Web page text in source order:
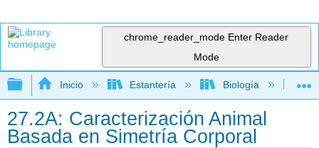
chrome_reader_mode Enter Reader
Mode
Expandir/contraer jerarquía global
Inicio Estantería Biología
27.2A: Caracterización Animal
Basada en Simetría Corporal